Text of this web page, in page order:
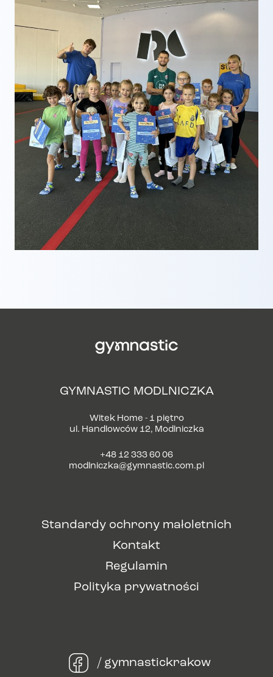
GYMNASTIC MODLNICZKA
Witek Home - 1 piętro
ul. Handlowców 12, Modlniczka
+48 12 333 60 06
modlniczka@gymnastic.com.pl
Standardy ochrony małoletnich
Kontakt
Regulamin
Polityka prywatności
/ gymnastickrakow